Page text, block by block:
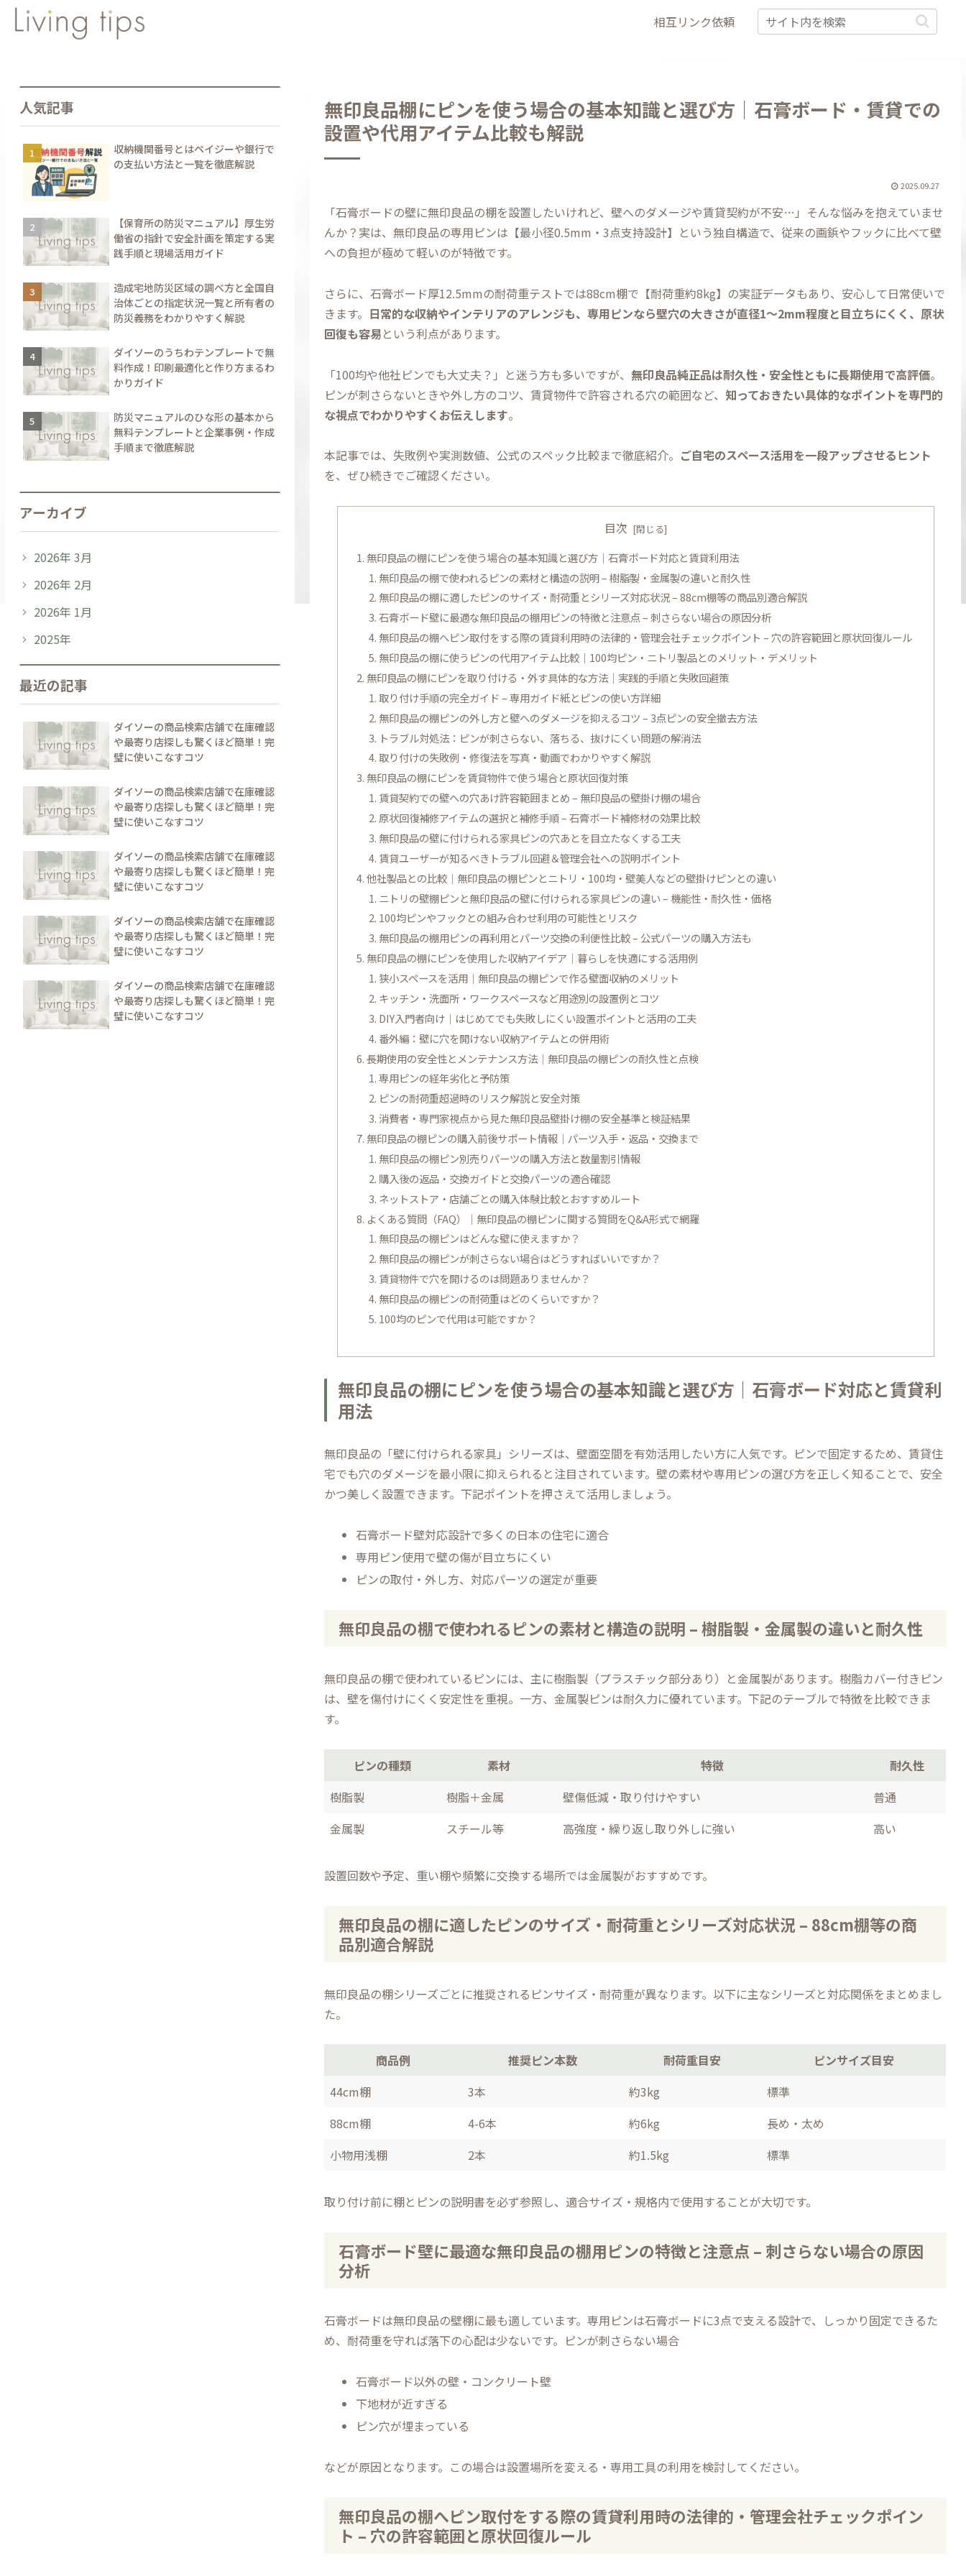
相互リンク依頼
無印良品棚にピンを使う場合の基本知識と選び方｜石膏ボード・賃貸での
設置や代用アイテム比較も解説
2025.09.27
「石膏ボードの壁に無印良品の棚を設置したいけれど、壁へのダメージや賃貸契約が不安…」そんな悩みを抱えていませ
んか？実は、無印良品の専用ピンは【最小径0.5mm・3点支持設計】という独自構造で、従来の画鋲やフックに比べて壁
への負担が極めて軽いのが特徴です。
さらに、石膏ボード厚12.5mmの耐荷重テストでは88cm棚で【耐荷重約8kg】の実証データもあり、安心して日常使いで
きます。 日常的な収納やインテリアのアレンジも、専用ピンなら壁穴の大きさが直径1～2mm程度と目立ちにくく、原状
回復も容易という利点があります。
「100均や他社ピンでも大丈夫？」と迷う方も多いですが、無印良品純正品は耐久性・安全性ともに長期使用で高評価。
ピンが刺さらないときや外し方のコツ、賃貸物件で許容される穴の範囲など、 知っておきたい具体的なポイントを専門的
な視点でわかりやすくお伝えします。
本記事では、失敗例や実測数値、公式のスペック比較まで徹底紹介。 ご自宅のスペース活用を一段アップさせるヒント
を、ぜひ続きでご確認ください。
目次
無印良品の棚にピンを使う場合の基本知識と選び方｜石膏ボード対応と賃貸利用法
無印良品の棚で使われるピンの素材と構造の説明 – 樹脂製・金属製の違いと耐久性
無印良品の棚に適したピンのサイズ・耐荷重とシリーズ対応状況 – 88cm棚等の商品別適合解説
石膏ボード壁に最適な無印良品の棚用ピンの特徴と注意点 – 刺さらない場合の原因分析
無印良品の棚へピン取付をする際の賃貸利用時の法律的・管理会社チェックポイント – 穴の許容範囲と原状回復ルール
無印良品の棚に使うピンの代用アイテム比較｜100均ピン・ニトリ製品とのメリット・デメリット
無印良品の棚にピンを取り付ける・外す具体的な方法｜実践的手順と失敗回避策
取り付け手順の完全ガイド – 専用ガイド紙とピンの使い方詳細
無印良品の棚ピンの外し方と壁へのダメージを抑えるコツ – 3点ピンの安全撤去方法
トラブル対処法：ピンが刺さらない、落ちる、抜けにくい問題の解消法
取り付けの失敗例・修復法を写真・動画でわかりやすく解説
無印良品の棚にピンを賃貸物件で使う場合と原状回復対策
賃貸契約での壁への穴あけ許容範囲まとめ – 無印良品の壁掛け棚の場合
原状回復補修アイテムの選択と補修手順 – 石膏ボード補修材の効果比較
無印良品の壁に付けられる家具ピンの穴あとを目立たなくする工夫
賃貸ユーザーが知るべきトラブル回避＆管理会社への説明ポイント
他社製品との比較｜無印良品の棚ピンとニトリ・100均・壁美人などの壁掛けピンとの違い
ニトリの壁棚ピンと無印良品の壁に付けられる家具ピンの違い – 機能性・耐久性・価格
100均ピンやフックとの組み合わせ利用の可能性とリスク
無印良品の棚用ピンの再利用とパーツ交換の利便性比較 – 公式パーツの購入方法も
無印良品の棚にピンを使用した収納アイデア｜暮らしを快適にする活用例
狭小スペースを活用｜無印良品の棚ピンで作る壁面収納のメリット
キッチン・洗面所・ワークスペースなど用途別の設置例とコツ
DIY入門者向け｜はじめてでも失敗しにくい設置ポイントと活用の工夫
番外編：壁に穴を開けない収納アイテムとの併用術
長期使用の安全性とメンテナンス方法｜無印良品の棚ピンの耐久性と点検
専用ピンの経年劣化と予防策
ピンの耐荷重超過時のリスク解説と安全対策
消費者・専門家視点から見た無印良品壁掛け棚の安全基準と検証結果
無印良品の棚ピンの購入前後サポート情報｜パーツ入手・返品・交換まで
無印良品の棚ピン別売りパーツの購入方法と数量割引情報
購入後の返品・交換ガイドと交換パーツの適合確認
ネットストア・店舗ごとの購入体験比較とおすすめルート
よくある質問（FAQ）｜無印良品の棚ピンに関する質問をQ&A形式で網羅
無印良品の棚ピンはどんな壁に使えますか？
無印良品の棚ピンが刺さらない場合はどうすればいいですか？
賃貸物件で穴を開けるのは問題ありませんか？
無印良品の棚ピンの耐荷重はどのくらいですか？
100均のピンで代用は可能ですか？
無印良品の棚にピンを使う場合の基本知識と選び方｜石膏ボード対応と賃貸利
用法
無印良品の「壁に付けられる家具」シリーズは、壁面空間を有効活用したい方に人気です。ピンで固定するため、賃貸住
宅でも穴のダメージを最小限に抑えられると注目されています。壁の素材や専用ピンの選び方を正しく知ることで、安全
かつ美しく設置できます。下記ポイントを押さえて活用しましょう。
石膏ボード壁対応設計で多くの日本の住宅に適合
専用ピン使用で壁の傷が目立ちにくい
ピンの取付・外し方、対応パーツの選定が重要
無印良品の棚で使われるピンの素材と構造の説明 – 樹脂製・金属製の違いと耐久性
無印良品の棚で使われているピンには、主に樹脂製（プラスチック部分あり）と金属製があります。樹脂カバー付きピン
は、壁を傷付けにくく安定性を重視。一方、金属製ピンは耐久力に優れています。下記のテーブルで特徴を比較できま
す。
ピンの種類 素材 特徴
耐久性
樹脂製
樹脂＋金属 壁傷低減・取り付けやすい
普通
金属製
スチール等 高強度・繰り返し取り外しに強い 高い
設置回数や予定、重い棚や頻繁に交換する場所では金属製がおすすめです。
無印良品の棚に適したピンのサイズ・耐荷重とシリーズ対応状況 – 88cm棚等の商
品別適合解説
無印良品の棚シリーズごとに推奨されるピンサイズ・耐荷重が異なります。以下に主なシリーズと対応関係をまとめまし
た。
商品例 推奨ピン本数 耐荷重目安
ピンサイズ目安
44cm棚
3本 約3kg
標準
88cm棚
4-6本 約6kg
長め・太め
小物用浅棚
2本 約1.5kg 標準
取り付け前に棚とピンの説明書を必ず参照し、適合サイズ・規格内で使用することが大切です。
石膏ボード壁に最適な無印良品の棚用ピンの特徴と注意点 – 刺さらない場合の原因
分析
石膏ボードは無印良品の壁棚に最も適しています。専用ピンは石膏ボードに3点で支える設計で、しっかり固定できるた
め、耐荷重を守れば落下の心配は少ないです。ピンが刺さらない場合
石膏ボード以外の壁・コンクリート壁
下地材が近すぎる
ピン穴が埋まっている
などが原因となります。この場合は設置場所を変える・専用工具の利用を検討してください。
無印良品の棚へピン取付をする際の賃貸利用時の法律的・管理会社チェックポイン
ト – 穴の許容範囲と原状回復ルール
人気記事
収納機関番号とはペイジーや銀行で
の支払い方法と一覧を徹底解説
【保育所の防災マニュアル】厚生労
働省の指針で安全計画を策定する実
践手順と現場活用ガイド
造成宅地防災区域の調べ方と全国自
治体ごとの指定状況一覧と所有者の
防災義務をわかりやすく解説
ダイソーのうちわテンプレートで無
料作成！印刷最適化と作り方まるわ
かりガイド
防災マニュアルのひな形の基本から
無料テンプレートと企業事例・作成
手順まで徹底解説
アーカイブ
2026年 3月
2026年 2月
2026年 1月
2025年
最近の記事
ダイソーの商品検索店舗で在庫確認
や最寄り店探しも驚くほど簡単！完
璧に使いこなすコツ
ダイソーの商品検索店舗で在庫確認
や最寄り店探しも驚くほど簡単！完
璧に使いこなすコツ
ダイソーの商品検索店舗で在庫確認
や最寄り店探しも驚くほど簡単！完
璧に使いこなすコツ
ダイソーの商品検索店舗で在庫確認
や最寄り店探しも驚くほど簡単！完
璧に使いこなすコツ
ダイソーの商品検索店舗で在庫確認
や最寄り店探しも驚くほど簡単！完
璧に使いこなすコツ